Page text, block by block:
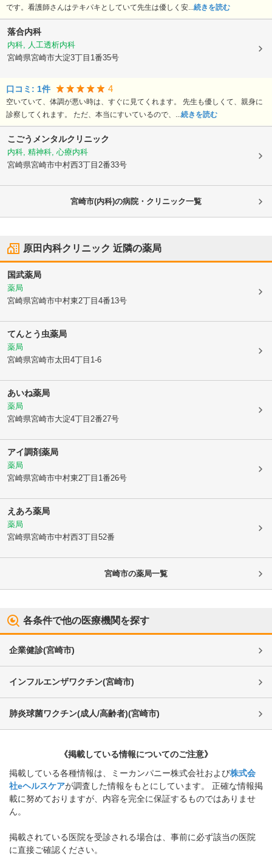
です。看護師さんはテキパキとしていて先生は優しく安...続きを読む
落合内科
内科, 人工透析内科
宮崎県宮崎市大淀3丁目1番35号
口コミ: 1件 4
空いていて、体調が悪い時は、すぐに見てくれます。 先生も優しくて、親身に
診察してくれます。 ただ、本当にすいているので、...続きを読む
こごうメンタルクリニック
内科, 精神科, 心療内科
宮崎県宮崎市中村西3丁目2番33号
宮崎市(内科)の病院・クリニック一覧
原田内科クリニック 近隣の薬局
国武薬局
薬局
宮崎県宮崎市中村東2丁目4番13号
てんとう虫薬局
薬局
宮崎県宮崎市太田4丁目1-6
あいね薬局
薬局
宮崎県宮崎市大淀4丁目2番27号
アイ調剤薬局
薬局
宮崎県宮崎市中村東2丁目1番26号
えあろ薬局
薬局
宮崎県宮崎市中村西3丁目52番
宮崎市の薬局一覧
各条件で他の医療機関を探す
企業健診(宮崎市)
インフルエンザワクチン(宮崎市)
肺炎球菌ワクチン(成人/高齢者)(宮崎市)
《掲載している情報についてのご注意》
掲載している各種情報は、ミーカンパニー株式会社および株式会
社eヘルスケアが調査した情報をもとにしています。 正確な情報掲
載に努めておりますが、内容を完全に保証するものではありませ
ん。
掲載されている医院を受診される場合は、事前に必ず該当の医院
に直接ご確認ください。